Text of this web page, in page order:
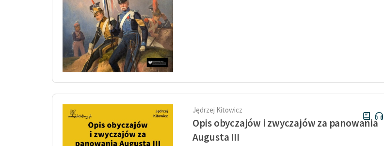
Jędrzej Kitowicz
Opis obyczajów i zwyczajów za panowania
Augusta III